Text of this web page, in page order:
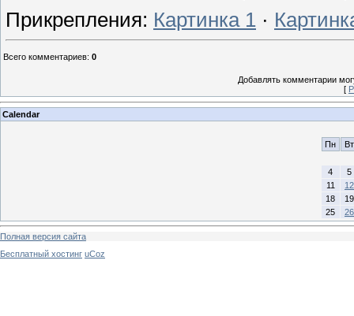
Прикрепления: Картинка 1 ·
Всего комментариев: 0
Добавлять комментарии
[
Calendar
Пн Вт
4
5
11
12
18
19
25
26
Полная версия сайта
Бесплатный хостинг uCoz